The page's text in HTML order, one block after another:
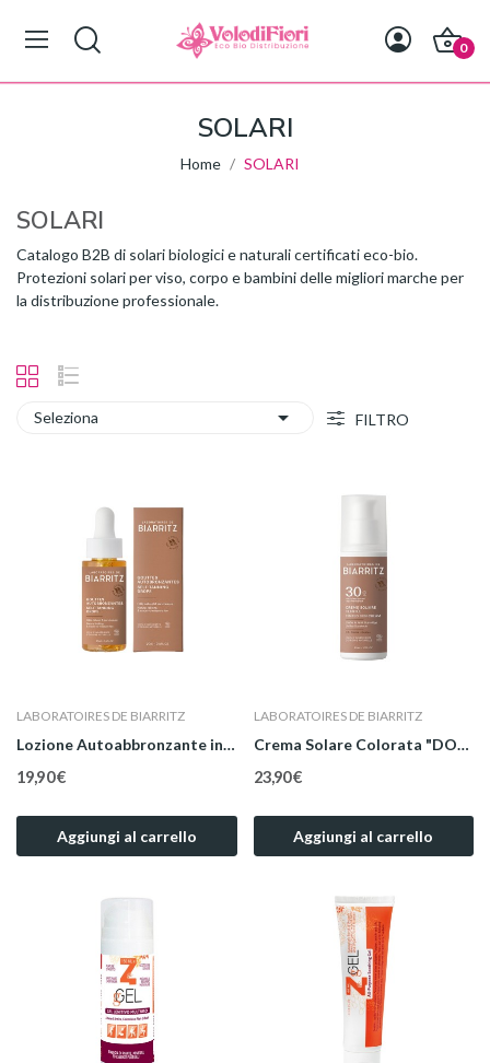
0
SOLARI
Home SOLARI
SOLARI
Catalogo B2B di solari biologici e naturali certificati eco-bio.
Protezioni solari per viso, corpo e bambini delle migliori marche per
la distribuzione professionale.
Seleziona  FILTRO
LABORATOIRES DE BIARRITZ
Lozione Autoabbronzante in Gocce Viso e Corpo...
19,90 €
Aggiungi al carrello
LABORATOIRES DE BIARRITZ
Crema Solare Colorata "DORÉ" Bio Viso SPF 30 50 ml
23,90 €
Aggiungi al carrello